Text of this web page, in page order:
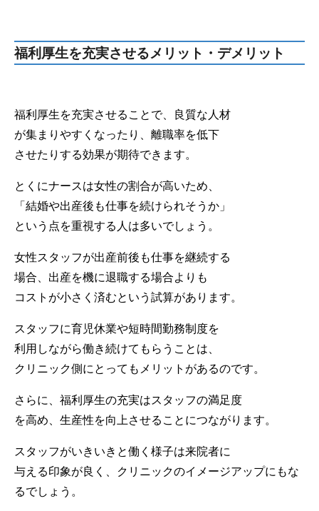
福利厚生を充実させるメリット・デメリット
福利厚生を充実させることで、良質な人材
が集まりやすくなったり、離職率を低下
させたりする効果が期待できます。
とくにナースは女性の割合が高いため、
「結婚や出産後も仕事を続けられそうか」
という点を重視する人は多いでしょう。
女性スタッフが出産前後も仕事を継続する
場合、出産を機に退職する場合よりも
コストが小さく済むという試算があります。
スタッフに育児休業や短時間勤務制度を
利用しながら働き続けてもらうことは、
クリニック側にとってもメリットがあるのです。
さらに、福利厚生の充実はスタッフの満足度
を高め、生産性を向上させることにつながります。
スタッフがいきいきと働く様子は来院者に
与える印象が良く、クリニックのイメージアップにもな
るでしょう。